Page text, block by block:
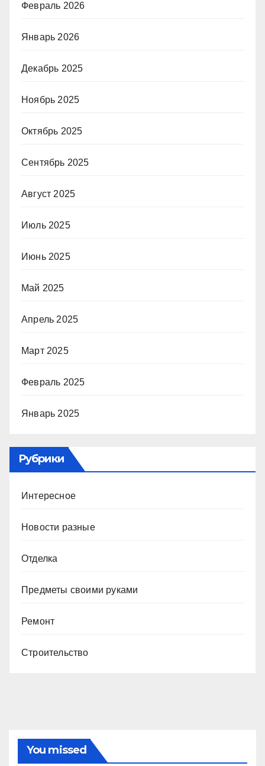
Февраль 2026
Январь 2026
Декабрь 2025
Ноябрь 2025
Октябрь 2025
Сентябрь 2025
Август 2025
Июль 2025
Июнь 2025
Май 2025
Апрель 2025
Март 2025
Февраль 2025
Январь 2025
Рубрики
Интересное
Новости разные
Отделка
Предметы своими руками
Ремонт
Строительство
You missed